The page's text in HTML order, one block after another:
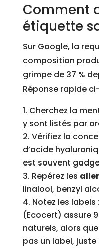
Comment
étiquette
Sur Google, la
composition
grimpe de 37 %
Réponse rapide
Cherchez la
y sont listés par
Vérifiez la
d’acide
est souvent
Repérez les
linalool, benzyl
Notez les labels :
(Ecocert) assure
naturels, alors que
pas un label,